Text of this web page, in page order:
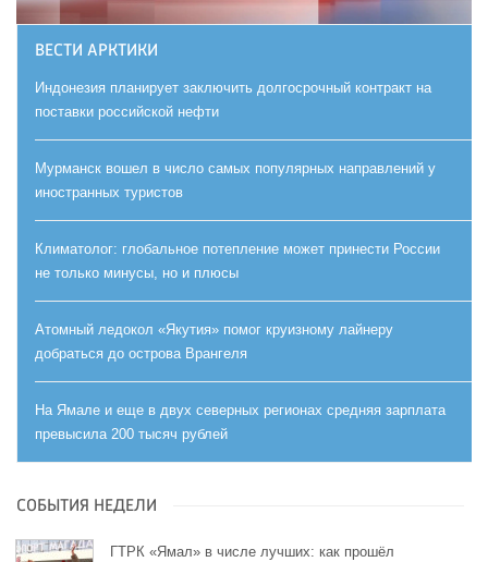
ВЕСТИ АРКТИКИ
Индонезия планирует заключить долгосрочный контракт на
поставки российской нефти
Мурманск вошел в число самых популярных направлений у
иностранных туристов
Климатолог: глобальное потепление может принести России
не только минусы, но и плюсы
Атомный ледокол «Якутия» помог круизному лайнеру
добраться до острова Врангеля
На Ямале и еще в двух северных регионах средняя зарплата
превысила 200 тысяч рублей
СОБЫТИЯ НЕДЕЛИ
ГТРК «Ямал» в числе лучших: как прошёл